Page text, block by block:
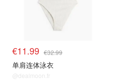
€11.99 €32.99
单肩连体泳衣
@dealmoon.fr